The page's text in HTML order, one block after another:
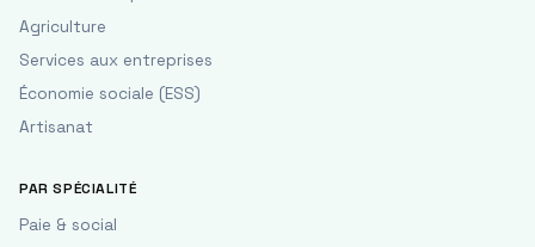
Agriculture
Services aux entreprises
Économie sociale (ESS)
Artisanat
PAR SPÉCIALITÉ
Paie & social